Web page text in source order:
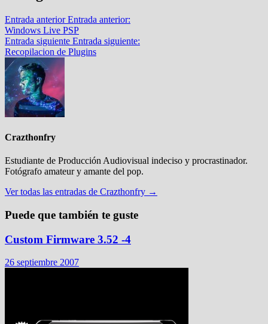
Entrada anterior Entrada anterior:
Windows Live PSP
Entrada siguiente Entrada siguiente:
Recopilacion de Plugins
Crazthonfry
Estudiante de Producción Audiovisual indeciso y procrastinador.
Fotógrafo amateur y amante del pop.
Ver todas las entradas de Crazthonfry →
Puede que también te guste
Custom Firmware 3.52 -4
26 septiembre 2007